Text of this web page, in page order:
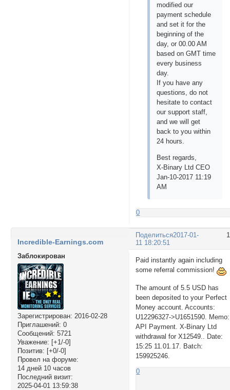
modified our
payment schedule
and set it for the
beginning of the
day, or 00.00 AM
based on GMT time
every business
day.
If you have any
questions, do not
hesitate to contact
our support staff,
and we will get
back to you within
24 hours.
Best regards,
X-Binary Ltd CEO
Jan-10-2017 11:19
AM
0
Поделиться2017-01-
11 18:20:51
Incredible-Earnings.com
Заблокирован
Зарегистрирован: 2016-02-28
Приглашений: 0
Сообщений: 5721
Уважение: [+1/-0]
Позитив: [+0/-0]
Провел на форуме:
14 дней 10 часов
Последний визит:
2025-04-01 13:59:38
Paid instantly again including
some referral commission!
The amount of 5.5 USD has
been deposited to your Perfect
Money account. Accounts:
U12296327->U1651590. Memo:
API Payment. X-Binary Ltd
withdrawal for X12549.. Date:
15:25 11.01.17. Batch:
159925246.
0